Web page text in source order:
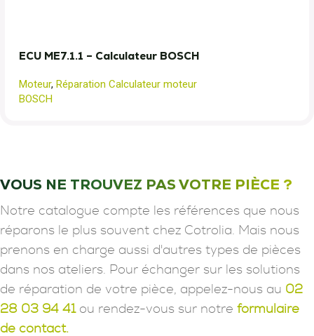
ECU ME7.1.1 – Calculateur BOSCH
Moteur, Réparation Calculateur moteur
BOSCH
VOUS NE TROUVEZ PAS VOTRE PIÈCE ?
Notre catalogue compte les références que nous
réparons le plus souvent chez Cotrolia. Mais nous
prenons en charge aussi d'autres types de pièces
dans nos ateliers. Pour échanger sur les solutions
de réparation de votre pièce, appelez-nous au 02
28 03 94 41ou rendez-vous sur notre formulaire
de contact.